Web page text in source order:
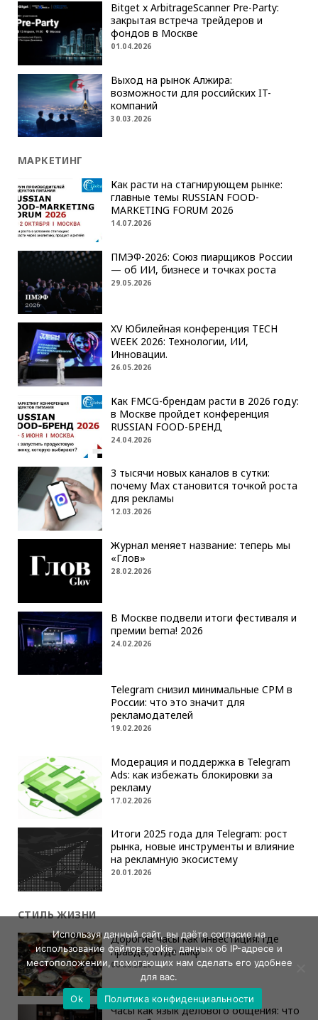
Bitget x ArbitrageScanner Pre-Party:
закрытая встреча трейдеров и
фондов в Москве
01.04.2026
Выход на рынок Алжира:
возможности для российских IT-
компаний
30.03.2026
МАРКЕТИНГ
Как расти на стагнирующем рынке:
главные темы RUSSIAN FOOD-
MARKETING FORUM 2026
14.07.2026
ПМЭФ-2026: Союз пиарщиков России
— об ИИ, бизнесе и точках роста
29.05.2026
XV Юбилейная конференция TECH
WEEK 2026: Технологии, ИИ,
Инновации.
26.05.2026
Как FMCG-брендам расти в 2026 году:
в Москве пройдет конференция
RUSSIAN FOOD-БРЕНД
24.04.2026
3 тысячи новых каналов в сутки:
почему Max становится точкой роста
для рекламы
12.03.2026
Журнал меняет название: теперь мы
«Глов»
28.02.2026
В Москве подвели итоги фестиваля и
премии bema! 2026
24.02.2026
Telegram снизил минимальные CPM в
России: что это значит для
рекламодателей
19.02.2026
Модерация и поддержка в Telegram
Ads: как избежать блокировки за
рекламу
17.02.2026
Итоги 2025 года для Telegram: рост
рынка, новые инструменты и влияние
на рекламную экосистему
20.01.2026
СТИЛЬ ЖИЗНИ
Дорогие часы как инвестиция: где
правда, а где миф
08.08.2026
Часы как язык делового общения: что
Используя данный сайт, вы даёте согласие на
использование файлов cookie, данных об IP-адресе и
местоположении, помогающих нам сделать его удобнее
для вас.
Ok
Политика конфиденциальности